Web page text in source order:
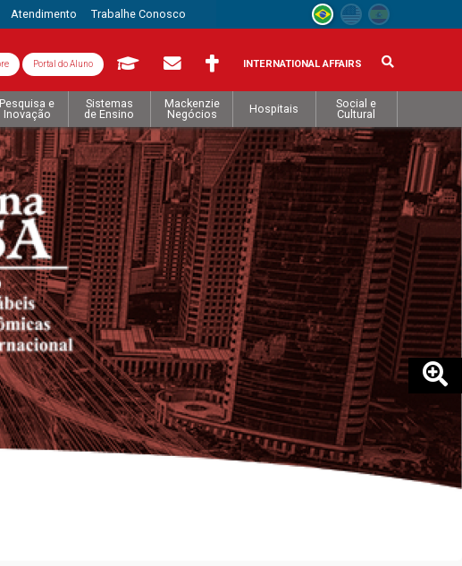
Atendimento Trabalhe Conosco
Portal do Aluno INTERNATIONAL AFFAIRS
Pesquisa e
Inovação
Sistemas
de Ensino
Mackenzie
Negócios
Hospitais
Social e
Cultural